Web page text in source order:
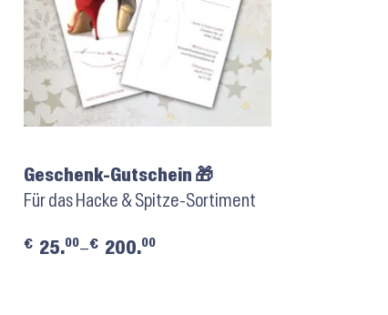
Geschenk-Gutschein 🎁
Für das Hacke & Spitze-Sortiment
€ 25.00–€ 200.00